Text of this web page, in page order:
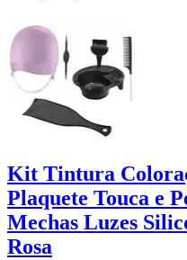
Kit Tintura
Plaquete Touca e
Mechas Luzes
Rosa